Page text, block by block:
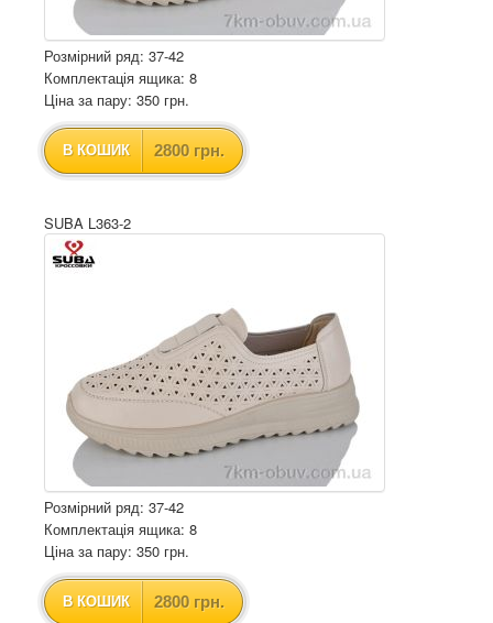
Розмірний ряд: 37-42
Комплектація ящика: 8
Ціна за пару: 350 грн.
В КОШИК 2800 грн.
SUBA L363-2
Розмірний ряд: 37-42
Комплектація ящика: 8
Ціна за пару: 350 грн.
В КОШИК 2800 грн.